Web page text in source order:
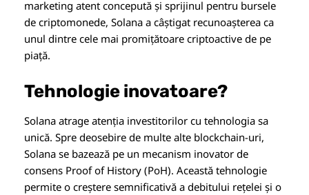
marketing atent concepută și sprijinul pentru bursele
de criptomonede, Solana a câștigat recunoașterea ca
unul dintre cele mai promițătoare criptoactive de pe
piață.
Tehnologie inovatoare?
Solana atrage atenția investitorilor cu tehnologia sa
unică. Spre deosebire de multe alte blockchain-uri,
Solana se bazează pe un mecanism inovator de
consens Proof of History (PoH). Această tehnologie
permite o creștere semnificativă a debitului rețelei și o